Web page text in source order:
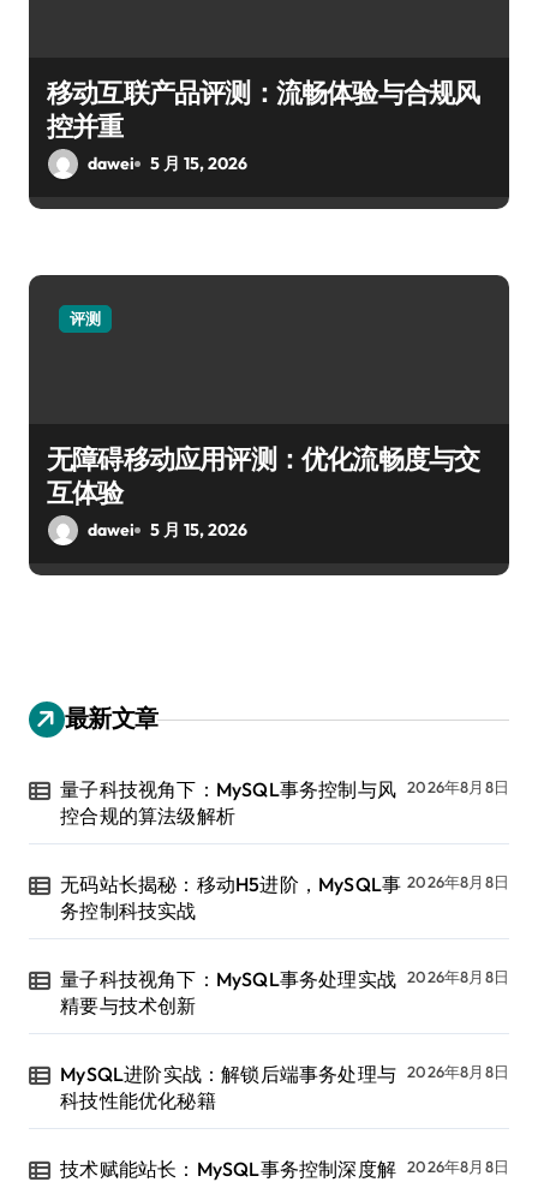
移动互联产品评测：流畅体验与合规风
控并重
dawei 5 月 15, 2026
评测
无障碍移动应用评测：优化流畅度与交
互体验
dawei 5 月 15, 2026
最新文章
量子科技视角下：MySQL事务控制与风
控合规的算法级解析
2026年8月8日
无码站长揭秘：移动H5进阶，MySQL事
务控制科技实战
2026年8月8日
量子科技视角下：MySQL事务处理实战
精要与技术创新
2026年8月8日
MySQL进阶实战：解锁后端事务处理与
科技性能优化秘籍
2026年8月8日
技术赋能站长：MySQL事务控制深度解 2026年8月8日